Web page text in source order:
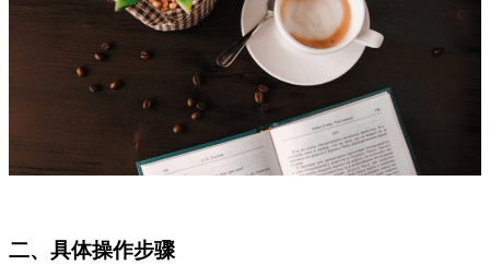
二、具体操作步骤